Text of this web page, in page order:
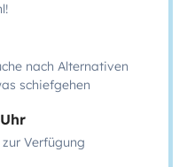
nach Alternativen
schiefgehen
Verfügung